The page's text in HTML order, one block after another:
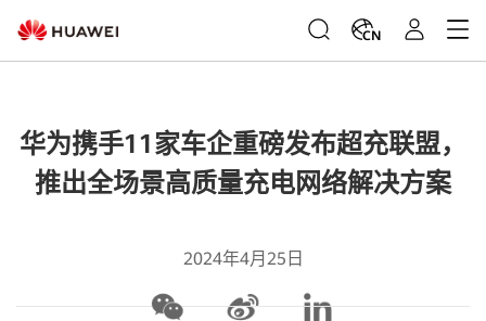
CN
华为携手11家车企重磅发布超充联盟，
推出全场景高质量充电网络解决方案
2024年4月25日